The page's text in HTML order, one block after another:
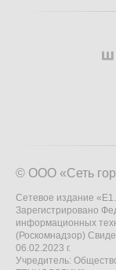
© ООО «Сеть
Сетевое издание
Зарегистрировано
информационных
(Роскомнадзор)
06.02.2023 г.
Учредитель: